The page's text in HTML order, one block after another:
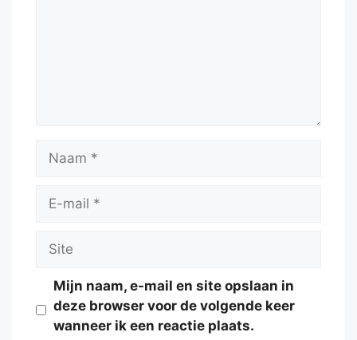
Naam
Site
Mijn naam, e-mail en site opslaan in
deze browser voor de volgende keer
wanneer ik een reactie plaats.